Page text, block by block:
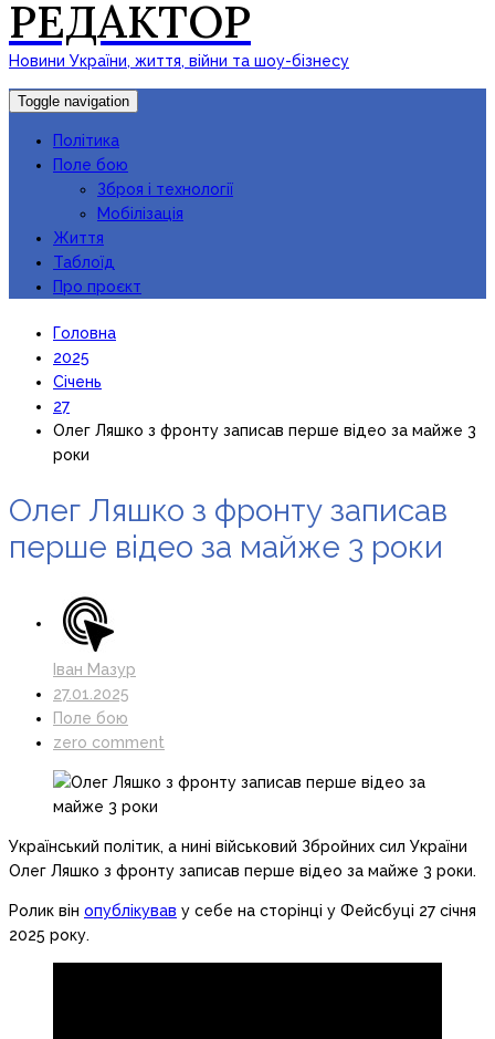
РЕДАКТОР
Новини України, життя, війни та шоу-бізнесу
Toggle navigation
Політика
Поле бою
Зброя і технології
Мобілізація
Життя
Таблоїд
Про проєкт
Головна
2025
Січень
27
Олег Ляшко з фронту записав перше відео за майже 3
роки
Олег Ляшко з фронту записав
перше відео за майже 3 роки
Іван Мазур
27.01.2025
Поле бою
zero comment
Український політик, а нині військовий Збройних сил України
Олег Ляшко з фронту записав перше відео за майже 3 роки.
Ролик він опублікував у себе на сторінці у Фейсбуці 27 січня
2025 року.